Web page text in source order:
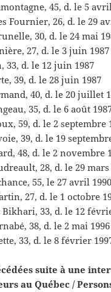
45, d. le 5
Fournier, 26, d. le 29
30, d. le 24 mai
27, d. le 3 juin 1987
33, d. le 12 juin 1987
39, d. le 28 juin 1987
40, d. le 20 juillet
35, d. le 6 août
59, d. le 2 septembre
39, d. le 19
48, d. le 2 novembre
28, d. le 29 mars
55, le 27 avril 1990
27, d. le 1 octobre
33, d. le 12
38, d. le 2 mai 1996
33, d. le 8 février
suite à une
au Québec /